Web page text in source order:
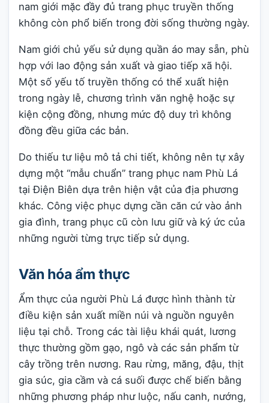
nam giới mặc đầy đủ trang phục truyền thống
không còn phổ biến trong đời sống thường ngày.
Nam giới chủ yếu sử dụng quần áo may sẵn, phù
hợp với lao động sản xuất và giao tiếp xã hội.
Một số yếu tố truyền thống có thể xuất hiện
trong ngày lễ, chương trình văn nghệ hoặc sự
kiện cộng đồng, nhưng mức độ duy trì không
đồng đều giữa các bản.
Do thiếu tư liệu mô tả chi tiết, không nên tự xây
dựng một “mẫu chuẩn” trang phục nam Phù Lá
tại Điện Biên dựa trên hiện vật của địa phương
khác. Công việc phục dựng cần căn cứ vào ảnh
gia đình, trang phục cũ còn lưu giữ và ký ức của
những người từng trực tiếp sử dụng.
Văn hóa ẩm thực
Ẩm thực của người Phù Lá được hình thành từ
điều kiện sản xuất miền núi và nguồn nguyên
liệu tại chỗ. Trong các tài liệu khái quát, lương
thực thường gồm gạo, ngô và các sản phẩm từ
cây trồng trên nương. Rau rừng, măng, đậu, thịt
gia súc, gia cầm và cá suối được chế biến bằng
những phương pháp như luộc, nấu canh, nướng,